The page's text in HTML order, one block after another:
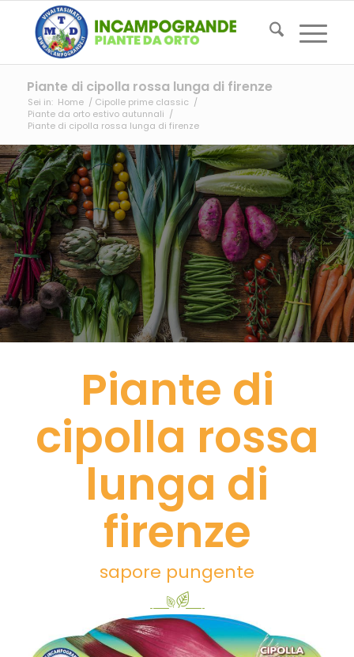
Piante di cipolla rossa lunga di firenze
Sei in: Home / Cipolle prime classic /
Piante da orto estivo autunnali /
Piante di cipolla rossa lunga di firenze
Piante di
cipolla rossa
lunga di
firenze
sapore pungente